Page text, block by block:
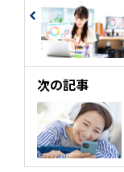
次の記事